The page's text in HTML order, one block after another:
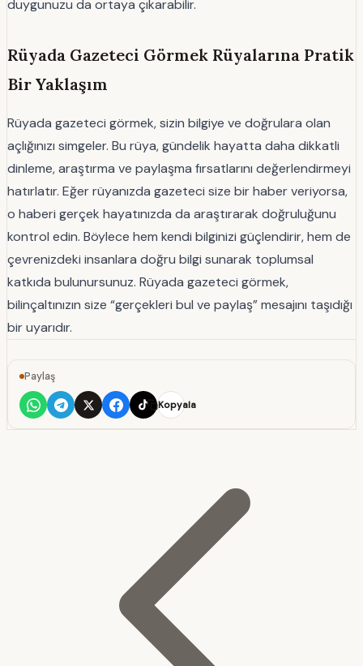
duygunuzu da ortaya çıkarabilir.
Rüyada Gazeteci Görmek Rüyalarına Pratik
Bir Yaklaşım
Rüyada gazeteci görmek, sizin bilgiye ve doğrulara olan
açlığınızı simgeler. Bu rüya, gündelik hayatta daha dikkatli
dinleme, araştırma ve paylaşma fırsatlarını değerlendirmeyi
hatırlatır. Eğer rüyanızda gazeteci size bir haber veriyorsa,
o haberi gerçek hayatınızda da araştırarak doğruluğunu
kontrol edin. Böylece hem kendi bilginizi güçlendirir, hem de
çevrenizdeki insanlara doğru bilgi sunarak toplumsal
katkıda bulunursunuz. Rüyada gazeteci görmek,
bilinçaltınızın size “gerçekleri bul ve paylaş” mesajını taşıdığı
bir uyarıdır.
Paylaş
Kopyala